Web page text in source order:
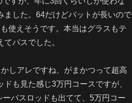
ました。64だけどバットが長いので
使えそうです。本当はグラスもテ
パスでした。
しアレですね、がまかつって超高
も見た感じ3万円コースですが、
バスロッドも出てて、5万円コー